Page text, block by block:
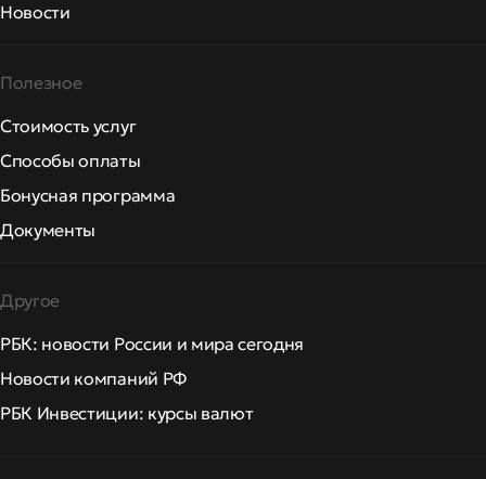
Новости
Полезное
Стоимость услуг
Способы оплаты
Бонусная программа
Документы
Другое
РБК: новости России и мира сегодня
Новости компаний РФ
РБК Инвестиции: курсы валют